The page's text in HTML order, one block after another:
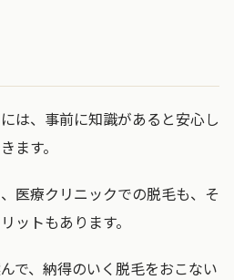
は、事前に知識があると安心し
ます。
医療クリニックでの脱毛も、そ
ットもあります。
で、納得のいく脱毛をおこない